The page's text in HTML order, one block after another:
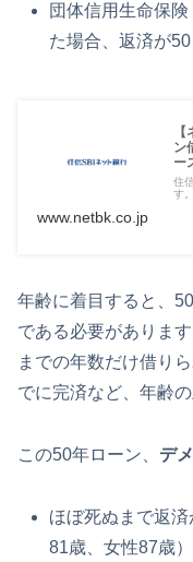
団体信用生命保
た場合、返済が
ン
ー
住
す。
www.netbk.co.jp
年齢に着目すると、
である必要がありま
までの年数だけ借り
でに完済など、年齢
この50年ローン、 デ
ほぼ死ぬまで返
81歳、女性87歳）